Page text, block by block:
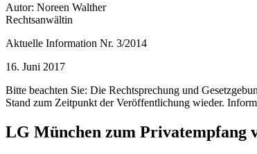
Autor: Noreen Walther
Rechtsanwältin
Aktuelle Information Nr. 3/2014
16. Juni 2017
Bitte beachten Sie: Die Rechtsprechung und
Stand zum Zeitpunkt der Veröffentlichung wieder.
LG München zum Privatempfang